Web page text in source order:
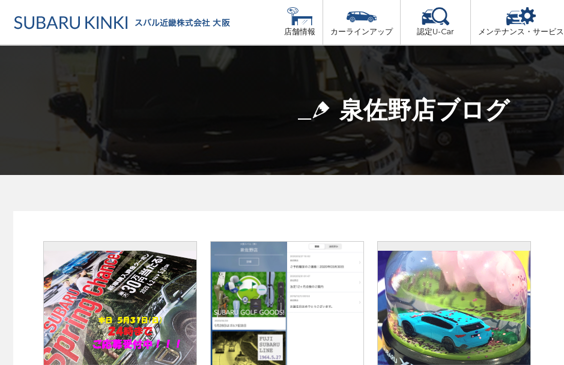
店舗情報
店舗情報 店舗一覧
地域でさがす
地図でさがす
試乗車でさがす
大阪府北部
大阪府市内
大阪府南部
カーラインアップ
カーラインアップ
カーラインアップ一覧
乗用車
軽自動車
認定U-Car メンテナンス・サービス
メンテナンス・サービス
メンテナンス・サービストップ
車検・定期点検をする
カーケアをする
車検（法定24か月点検）
法定 12ヶ月 点検
6ヶ月ごとの セーフティ チェック
車検 3ヶ月前 無料診断
泉佐野店ブログ